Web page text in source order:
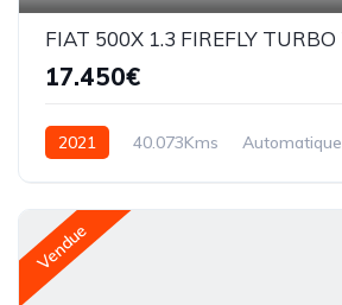
17.450€
2021 40.073Kms Automatique
Vendue